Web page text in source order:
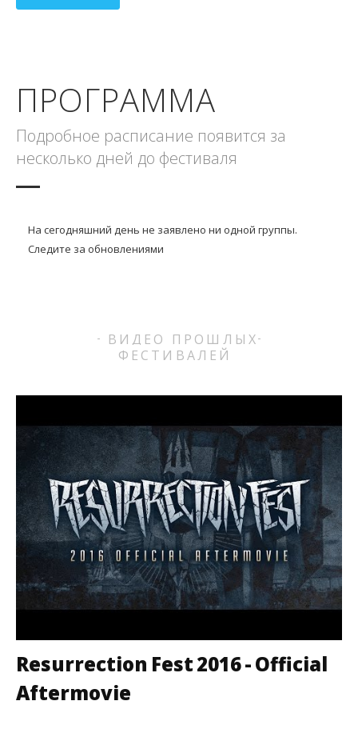
ПРОГРАММА
Подробное расписание появится за
несколько дней до фестиваля
На сегодняшний день не заявлено ни одной группы.
Следите за обновлениями
ВИДЕО ПРОШЛЫХ
ФЕСТИВАЛЕЙ
Resurrection Fest 2016 - Official
Aftermovie